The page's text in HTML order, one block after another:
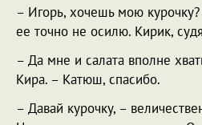
– Игорь, хочешь мою
ее точно не осилю. Кирик,
– Да мне и салата вполне
Кира. – Катюш, спасибо.
– Давай курочку, –